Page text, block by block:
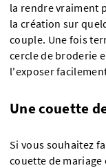
la rendre vraiment
la création sur
couple. Une fois
cercle de broderie
l'exposer
Une couette
Si vous souhaitez
couette de mariage